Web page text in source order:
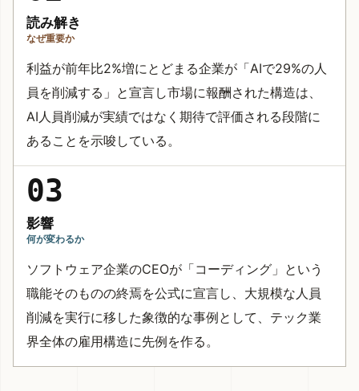
読み解き
なぜ重要か
利益が前年比2%増にとどまる企業が「AIで29%の人
員を削減する」と宣言し市場に報酬された構造は、
AI人員削減が実績ではなく期待で評価される段階に
あることを示唆している。
03
影響
何が変わるか
ソフトウェア企業のCEOが「コーディング」という
職能そのものの終焉を公式に宣言し、大規模な人員
削減を実行に移した象徴的な事例として、テック業
界全体の雇用構造に先例を作る。